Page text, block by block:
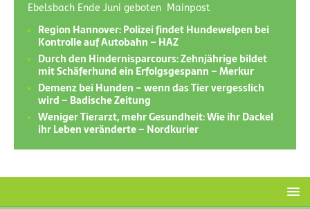
Ebelsbach Ende Juni geboten Mainpost
Region Hannover: Polizei findet Hundewelpen bei
Kontrolle auf Autobahn – HAZ
Durch den Hindernisparcours: Zehnjährige bildet
mit Schäferhund ein Erfolgsgespann – Merkur
Demenz bei Hunden – wenn das Tier vergesslich
wird – Badische Zeitung
Weniger Tierarzt, mehr Gesundheit: Wie ihr Dackel
ihr Leben veränderte – Nordkurier